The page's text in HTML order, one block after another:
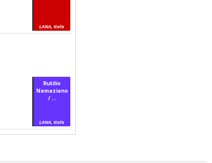
LANA, Italo
Rutilio
Namaziano
/ ...
LANA, Italo